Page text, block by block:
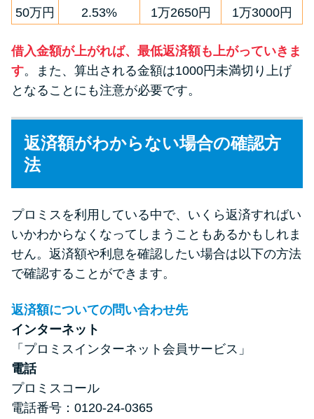
50万円 2.53% 1万2650円 1万3000円
借入金額が上がれば、最低返済額も上がっていきま
す。また、算出される金額は1000円未満切り上げ
となることにも注意が必要です。
返済額がわからない場合の確認方
法
プロミスを利用している中で、いくら返済すればい
いかわからなくなってしまうこともあるかもしれま
せん。返済額や利息を確認したい場合は以下の方法
で確認することができます。
返済額についての問い合わせ先
インターネット
「プロミスインターネット会員サービス」
電話
プロミスコール
電話番号：0120-24-0365